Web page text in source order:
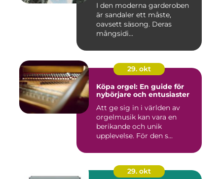
I den moderna garderoben
är sandaler ett måste,
oavsett säsong. Deras
mångsidi...
29. okt
Köpa orgel: En guide för
nybörjare och entusiaster
Att ge sig in i världen av
orgelmusik kan vara en
berikande och unik
upplevelse. För den s...
29. okt